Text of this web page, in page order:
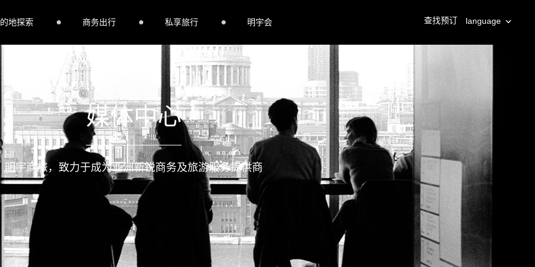
地探索 商务出行 私享旅行 明宇会 查找预订 language
媒体中心
明宇商旅，致力于成为亚洲新锐商务及旅游服务提供商